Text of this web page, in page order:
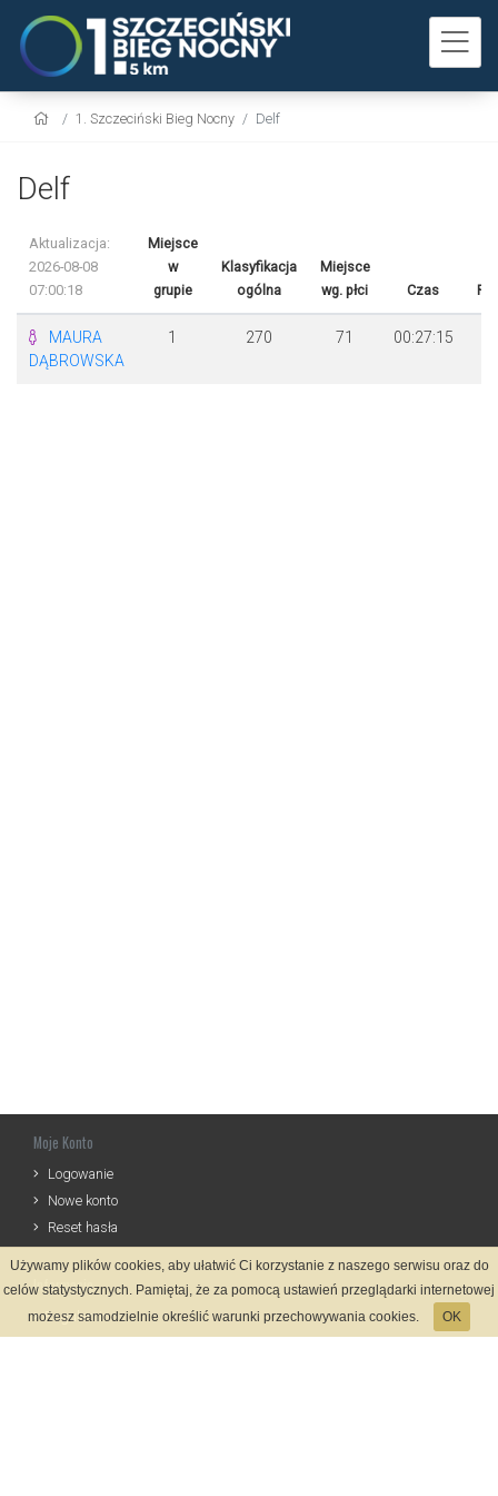
1. Szczeciński Bieg Nocny Delf
Delf
Aktualizacja:
2026-08-08
07:00:18
Miejsce
w
grupie
Klasyfikacja
ogólna
Miejsce
wg. płci
Czas
MAURA
DĄBROWSKA
1 270 71 00:27:15
Moje Konto
Logowanie
Nowe konto
Reset hasła
Informacje
Regulamin
Używamy plików cookies, aby ułatwić Ci korzystanie z naszego serwisu oraz do
celów statystycznych. Pamiętaj, że za pomocą ustawień przeglądarki internetowej
możesz samodzielnie określić warunki przechowywania cookies.
OK